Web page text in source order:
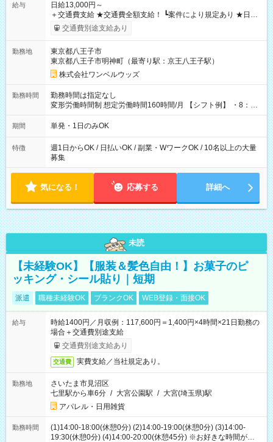
給与
日給13,000円～
＋交通費支給 ★交通費全額支給！ ┗案件により規定あり ★日払
いOK！（規定あり） ┗働いたその日に現金GET♪ お仕事後はコ
ンビニATMから 日払い分を引き落とせます！ 【試用期間】試
交通費別途支給あり
勤務地
東京都八王子市
東京都八王子市明神町（最寄り駅：京王八王子駅）
株式会社ワンベルウッズ
勤務時間
勤務時間は指定なし
変形労働時間制 想定労働時間160時間/月 【シフト例】 ・8：00
～21：00
期間 単発・1日のみOK
特徴
週1日からOK / 日払いOK / 副業・WワークOK / 10名以上の大量
募集
気になる！ 応募する 詳細へ
未読
【未経験OK】【服装＆髪色自由！】お菓子のピ
ッキング・シール貼り｜短期
派遣 職種未経験OK ブランクOK WEB登録・面接OK
給与
時給1400円／月収例：117,600円＝1,400円×4時間×21日勤務の
場合＋交通費別途支給
交通費別途支給あり
交通費 実費支給／当社規定あり。
勤務地
さいたま市見沼区
七里駅から車6分 / 大宮公園駅 / 大宮(埼玉県)駅
アパレル・日用雑貨
勤務時間
(1)14:00-18:00(休憩0分) (2)14:00-19:00(休憩0分) (3)14:00-
19:30(休憩0分) (4)14:00-20:00(休憩45分) ※お好きな時間が選べ